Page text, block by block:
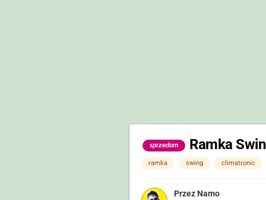
sprzedam Ramka
ramka swing climatronic
Przez Namo